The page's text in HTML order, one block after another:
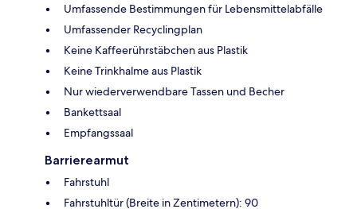
Umfassende Bestimmungen für Lebensmittelabfälle
Umfassender Recyclingplan
Keine Kaffeerührstäbchen aus Plastik
Keine Trinkhalme aus Plastik
Nur wiederverwendbare Tassen und Becher
Bankettsaal
Empfangssaal
Barrierearmut
Fahrstuhl
Fahrstuhltür (Breite in Zentimetern): 90